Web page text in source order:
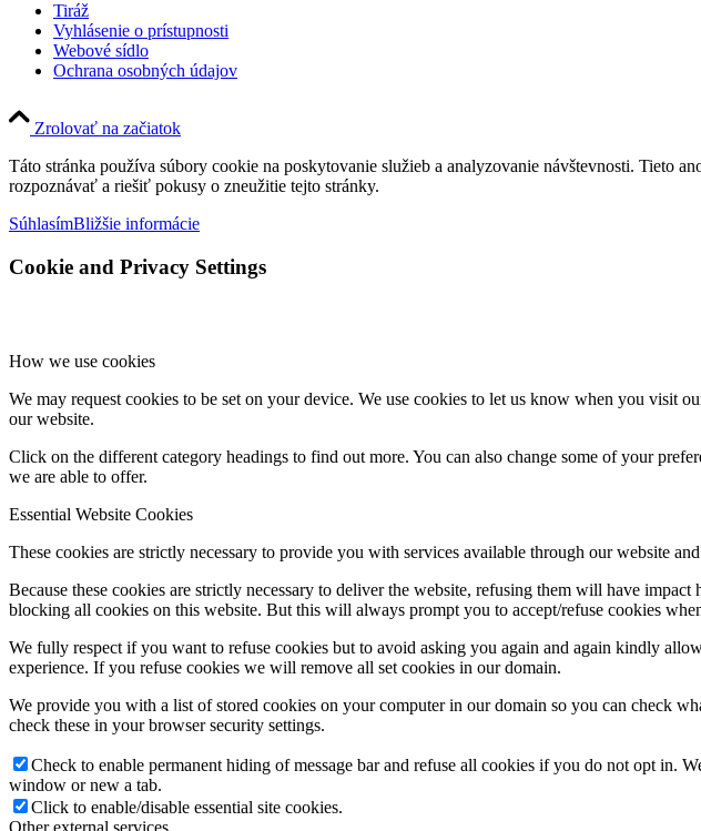
Tiráž
Vyhlásenie o prístupnosti
Webové sídlo
Ochrana osobných údajov
Zrolovať na začiatok
Táto stránka používa súbory cookie na poskytovanie služieb a analyzovanie návštevnosti. Tieto
rozpoznávať a riešiť pokusy o zneužitie tejto stránky.
SúhlasímBližšie informácie
Cookie and Privacy Settings
How we use cookies
We may request cookies to be set on your device. We use cookies to let us know when you visit
our website.
Click on the different category headings to find out more. You can also change some of your
we are able to offer.
Essential Website Cookies
These cookies are strictly necessary to provide you with services available through our website
Because these cookies are strictly necessary to deliver the website, refusing them will have
blocking all cookies on this website. But this will always prompt you to accept/refuse cookies
We fully respect if you want to refuse cookies but to avoid asking you again and again kindly
experience. If you refuse cookies we will remove all set cookies in our domain.
We provide you with a list of stored cookies on your computer in our domain so you can check
check these in your browser security settings.
Check to enable permanent hiding of message bar and refuse all cookies if you do not opt in.
window or new a tab.
Click to enable/disable essential site cookies.
Other external services